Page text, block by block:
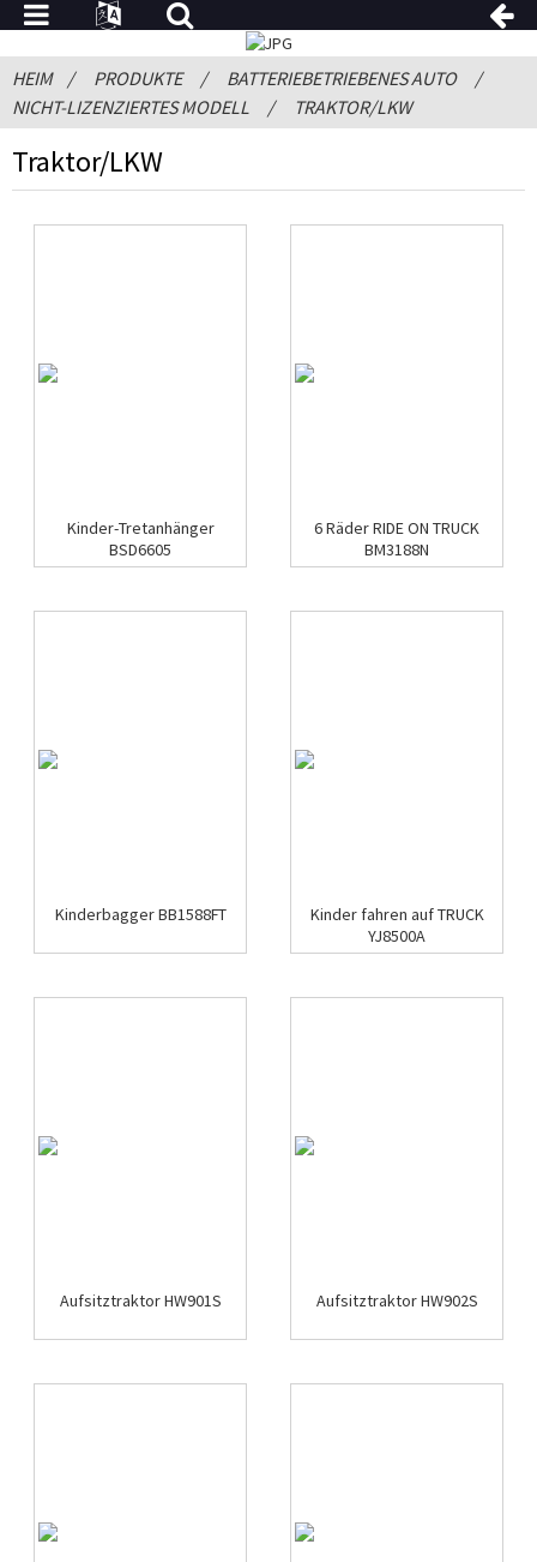
HEIM PRODUKTE
BATTERIEBETRIEBENES AUTO
NICHT-LIZENZIERTES MODELL
TRAKTOR/LKW
Traktor/LKW
Kinder-Tretanhänger
BSD6605
6 Räder RIDE ON TRUCK
BM3188N
Kinderbagger BB1588FT
Kinder fahren auf TRUCK
YJ8500A
Aufsitztraktor HW901S Aufsitztraktor HW902S